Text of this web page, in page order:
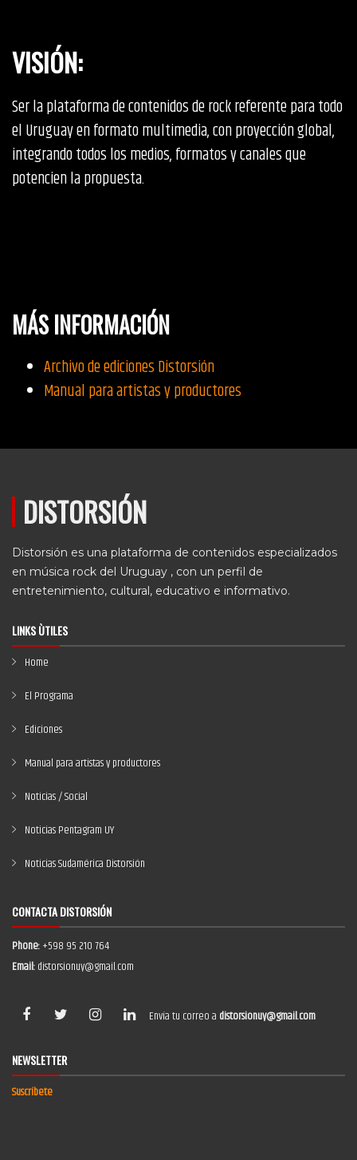
VISIÓN:
Ser la plataforma de contenidos de rock referente para todo
el Uruguay en formato multimedia, con proyección global,
integrando todos los medios, formatos y canales que
potencien la propuesta.
MÁS INFORMACIÓN
Archivo de ediciones Distorsión
Manual para artistas y productores
DISTORSIÓN
Distorsión es una plataforma de contenidos especializados
en música rock del Uruguay , con un perfil de
entretenimiento, cultural, educativo e informativo.
LINKS ÙTILES
Home
El Programa
Ediciones
Manual para artistas y productores
Noticias / Social
Noticias Pentagram UY
Noticias Sudamérica Distorsión
CONTACTA DISTORSIÓN
Phone:+598 95 210 764
Email:distorsionuy@gmail.com
Envía tu correo a distorsionuy@gmail.com
NEWSLETTER
Suscríbete